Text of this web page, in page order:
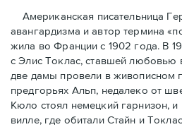
Американская писательница
авангардизма и автор термина
жила во Франции с 1902 года. В
с Элис Токлас, ставшей любовью
две дамы провели в живописном
предгорьях Альп, недалеко от
Кюло стоял немецкий гарнизон,
вилле, где обитали Стайн и